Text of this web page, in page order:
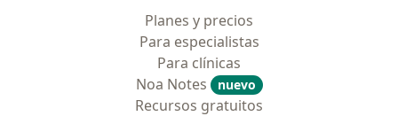
Planes y precios
Para especialistas
Para clínicas
Noa Notes
nuevo
Recursos gratuitos